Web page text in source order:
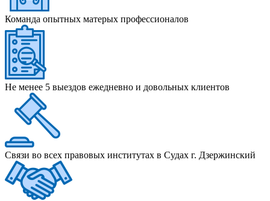
Команда опытных матерых профессионалов
Не менее 5 выездов ежедневно и довольных клиентов
Связи во всех правовых институтах в Судах г. Дзержинский